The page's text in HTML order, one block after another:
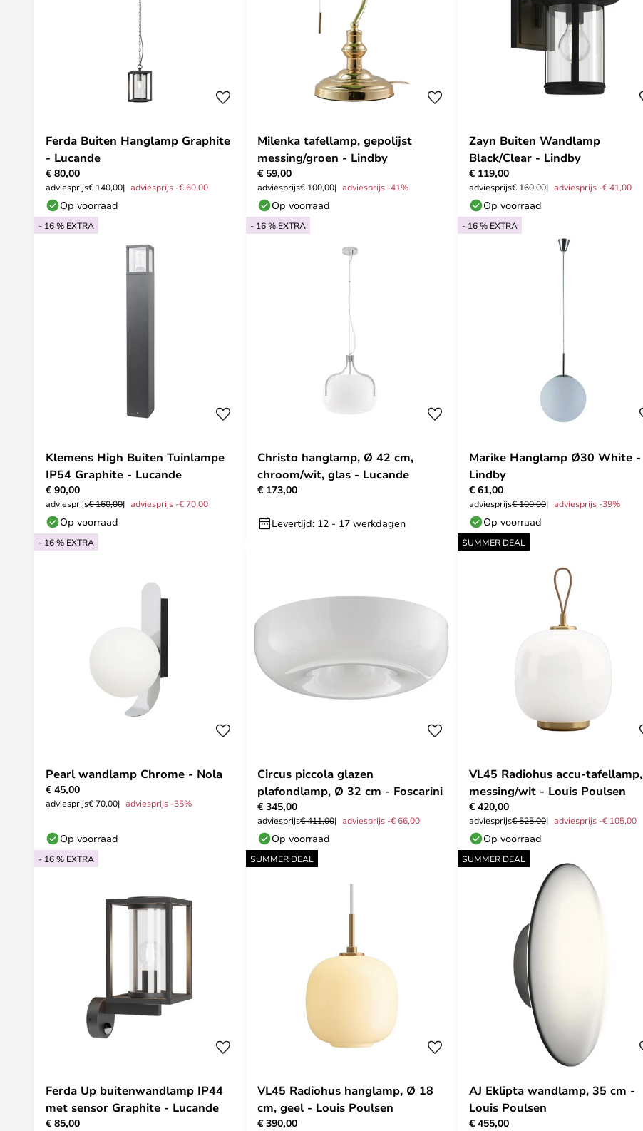
Ferda Buiten Hanglamp Graphite
- Lucande
€ 80,00
adviesprijs€ 140,00 adviesprijs -€ 60,00
Op voorraad
Milenka tafellamp, gepolijst
messing/groen - Lindby
€ 59,00
adviesprijs€ 100,00 adviesprijs -41%
Op voorraad
Zayn Buiten Wandlamp
Black/Clear - Lindby
€ 119,00
adviesprijs€ 160,00 adviesprijs -€ 41,00
Op voorraad
- 16 % EXTRA
Klemens High Buiten Tuinlampe
IP54 Graphite - Lucande
€ 90,00
adviesprijs€ 160,00 adviesprijs -€ 70,00
Op voorraad
- 16 % EXTRA
Christo hanglamp, Ø 42 cm,
chroom/wit, glas - Lucande
€ 173,00
Levertijd: 12 - 17 werkdagen
- 16 % EXTRA
Marike Hanglamp Ø30 White -
Lindby
€ 61,00
adviesprijs€ 100,00 adviesprijs -39%
Op voorraad
- 16 % EXTRA
Pearl wandlamp Chrome - Nola
€ 45,00
adviesprijs€ 70,00 adviesprijs -35%
Op voorraad
Circus piccola glazen
plafondlamp, Ø 32 cm - Foscarini
€ 345,00
adviesprijs€ 411,00 adviesprijs -€ 66,00
Op voorraad
SUMMER DEAL
VL45 Radiohus accu-tafellamp,
messing/wit - Louis Poulsen
€ 420,00
adviesprijs€ 525,00 adviesprijs -€ 105,00
Op voorraad
- 16 % EXTRA
Ferda Up buitenwandlamp IP44
met sensor Graphite - Lucande
€ 85,00
SUMMER DEAL
VL45 Radiohus hanglamp, Ø 18
cm, geel - Louis Poulsen
€ 390,00
SUMMER DEAL
AJ Eklipta wandlamp, 35 cm -
Louis Poulsen
€ 455,00